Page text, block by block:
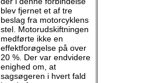
blev fjernet et af tre
beslag fra motorcyklens
stel. Motorudskiftningen
medførte ikke en
effektforøgelse på over
20 %. Der var endvidere
enighed om, at
sagsøgeren i hvert fald